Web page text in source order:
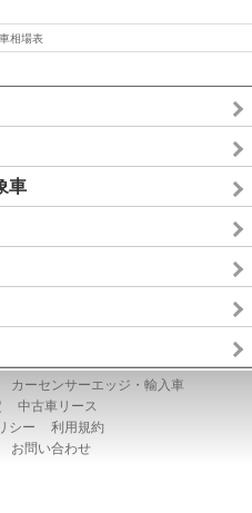
相場表
車
カーセンサーエッジ・輸入車
中古車リース
シー
利用規約
お問い合わせ